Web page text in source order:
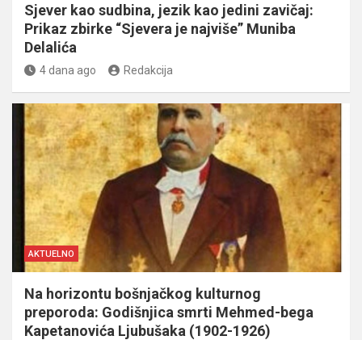
Sjever kao sudbina, jezik kao jedini zavičaj:
Prikaz zbirke “Sjevera je najviše” Muniba
Delalića
4 dana ago Redakcija
AKTUELNO
Na horizontu bošnjačkog kulturnog
preporoda: Godišnjica smrti Mehmed-bega
Kapetanovića Ljubušaka (1902-1926)